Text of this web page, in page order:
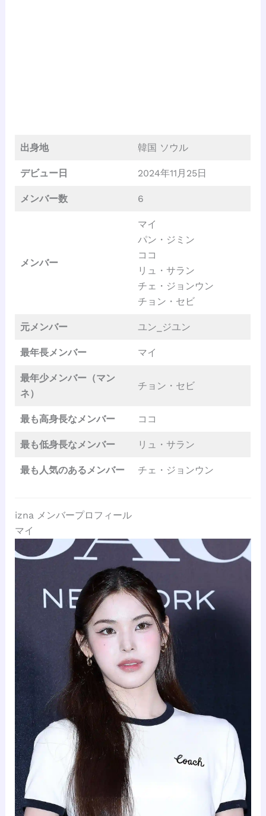
出身地 韓国 ソウル
デビュー日 2024年11月25日
メンバー数 6
メンバー
マイ
パン・ジミン
ココ
リュ・サラン
チェ・ジョンウン
チョン・セビ
元メンバー ユン_ジユン
最年長メンバー マイ
最年少メンバー（マン
ネ）
チョン・セビ
最も高身長なメンバー ココ
最も低身長なメンバー リュ・サラン
最も人気のあるメンバー チェ・ジョンウン
izna メンバープロフィール
マイ